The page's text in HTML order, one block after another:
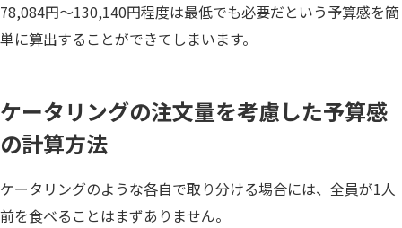
78,084円〜130,140円程度は最低でも必要だという予算感を簡
単に算出することができてしまいます。
ケータリングの注文量を考慮した予算感
の計算方法
ケータリングのような各自で取り分ける場合には、全員が1人
前を食べることはまずありません。